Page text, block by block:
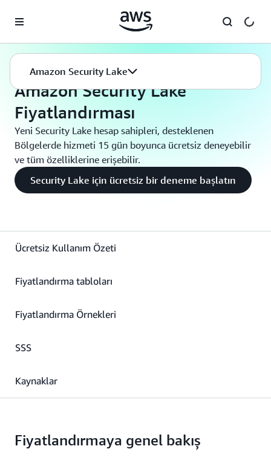
Amazon Security Lake
Amazon Security Lake
Fiyatlandırması
Yeni Security Lake hesap sahipleri, desteklenen
Bölgelerde hizmeti 15 gün boyunca ücretsiz deneyebilir
ve tüm özelliklerine erişebilir.
Security Lake için ücretsiz bir deneme başlatın
Ücretsiz Kullanım Özeti
Fiyatlandırma tabloları
Fiyatlandırma Örnekleri
SSS
Kaynaklar
Fiyatlandırmaya genel bakış